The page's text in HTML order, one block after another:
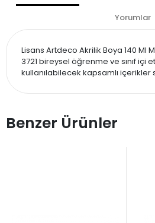
Yorumlar
Lisans Artdeco Akrilik Boya 140 Ml
3721 bireysel öğrenme ve sınıf içi
kullanılabilecek kapsamlı içerikler
Benzer Ürünler